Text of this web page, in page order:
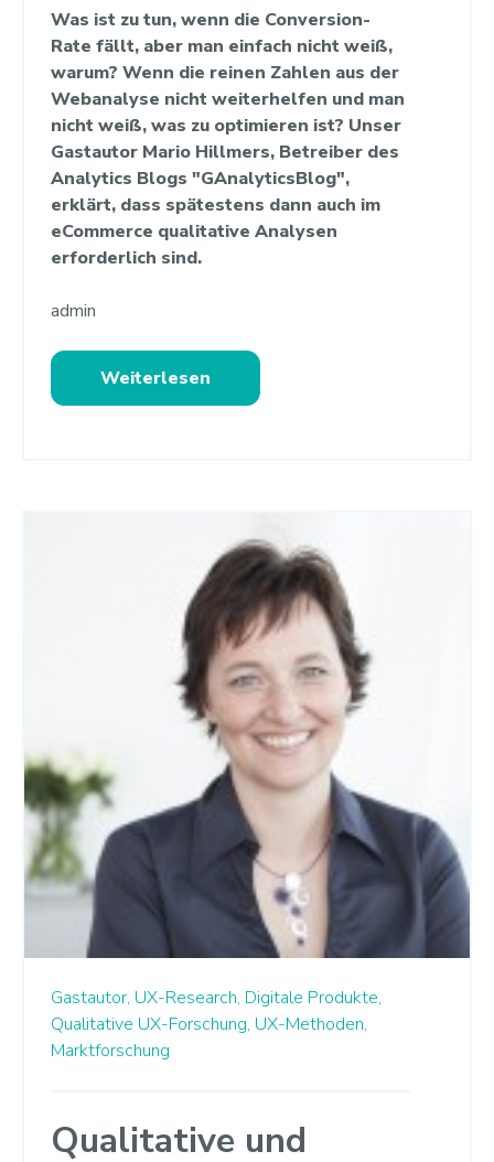
Was ist zu tun, wenn die Conversion-
Rate fällt, aber man einfach nicht weiß,
warum? Wenn die reinen Zahlen aus der
Webanalyse nicht weiterhelfen und man
nicht weiß, was zu optimieren ist? Unser
Gastautor Mario Hillmers, Betreiber des
Analytics Blogs "GAnalyticsBlog",
erklärt, dass spätestens dann auch im
eCommerce qualitative Analysen
erforderlich sind.
admin
Weiterlesen
Gastautor, UX-Research, Digitale Produkte,
Qualitative UX-Forschung, UX-Methoden,
Marktforschung
Qualitative und